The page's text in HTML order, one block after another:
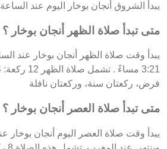
يبدأ الشروق أنجان بوخار اليوم عند الساعة 5:17 صباحا.
متى تبدأ صلاة الظهر أنجان بوخار ؟
فرض، ركعتان سنة، وركعتان نافلة
متى تبدأ صلاة العصر أنجان بوخار ؟